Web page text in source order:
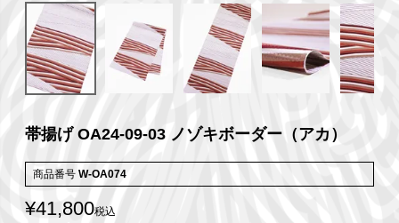
帯揚げ OA24-09-03 ノゾキボーダー（アカ）
商品番号 W-OA074
¥41,800税込